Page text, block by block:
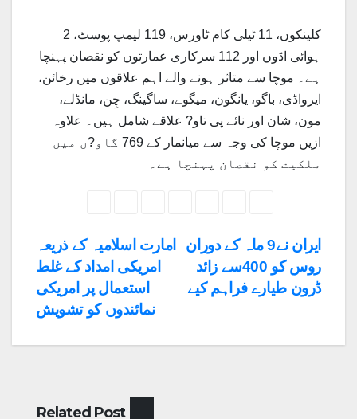
کلینکوں، 11 ٹیلی کام ٹاورس، 119 لیمپ پوسٹ، 2
ہوائی اڈوں اور 112 سرکاری عمارتوں کو نقصان پہنچا
ہے۔ موچا سے متاثر ہونے والے اہم علاقوں میں رخائن،
ایرواڈی، باگو، یانگون، میگوے، ساگینگ، چِن، مانڈلے،
مون، شان اور نائے پی تاو? علاقے شامل ہیں۔ علاوہ
ازیں موچا کی وجہ سے میانمار کے 769 گاو?ں میں
ملکیت کو نقصان پہنچا ہے۔
Post
navigation
ایران نے9 ماہ کے دوران
روس کو 400سے زائد
ڈرون طیارے فراہم کیے
امارت اسلامیہ کے ذریعہ
امریکی امداد کے غلط
استعمال پر امریکی
نمائندوں کو تشویش
Related Post